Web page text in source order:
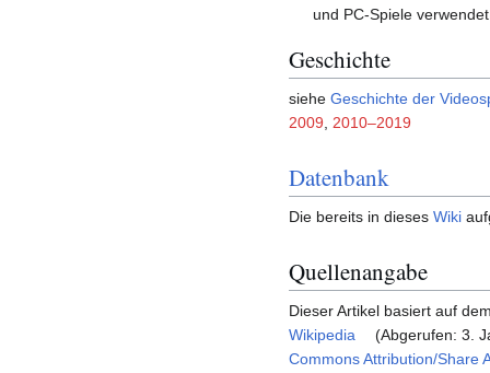
und PC-Spiele
Geschichte
siehe Geschichte der
2009, 2010–2019
Datenbank
Die bereits in dieses Wiki
Quellenangabe
Dieser Artikel basiert auf
Wikipedia
(Abgerufen: 3.
Commons Attribution/Share